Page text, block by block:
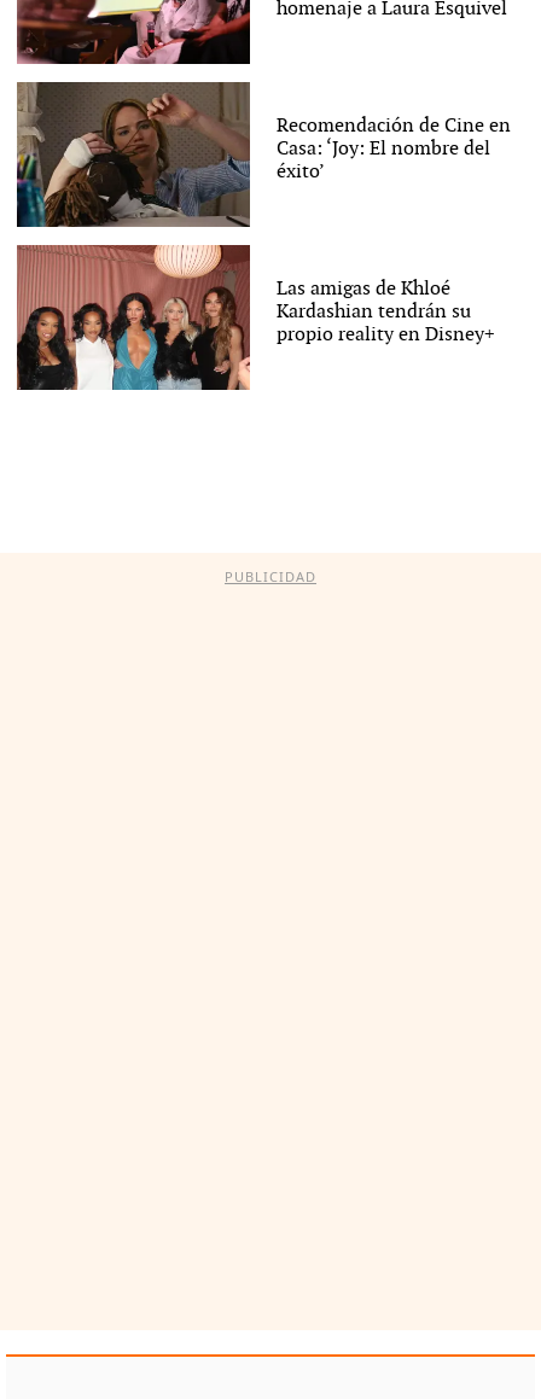
homenaje a Laura Esquivel
Recomendación de Cine en
Casa: ‘Joy: El nombre del
éxito’
Las amigas de Khloé
Kardashian tendrán su
propio reality en Disney+
PUBLICIDAD